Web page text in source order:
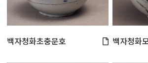
백자청화초충문호 백자청화